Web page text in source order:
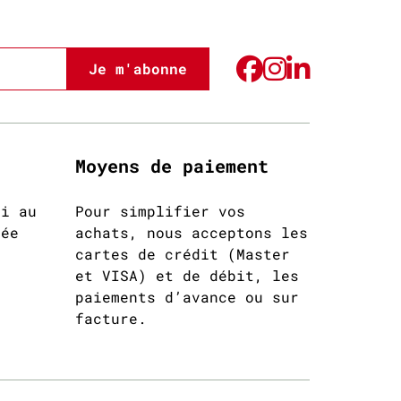
Je m'abonne
au
Moyens de paiement
Pour simplifier vos
achats, nous acceptons les
cartes de crédit (Master
et VISA) et de débit, les
paiements d’avance ou sur
facture.